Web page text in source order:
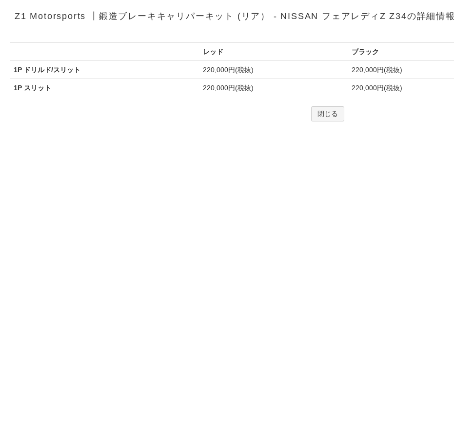
Z1 Motorsports ┃鍛造ブレーキキャリパーキット (リア） - NISSAN フェアレディZ Z34の詳細情報
レッド ブラック
1P ドリルド/スリット 220,000円(税抜) 220,000円(税抜)
1P スリット 220,000円(税抜) 220,000円(税抜)
閉じる